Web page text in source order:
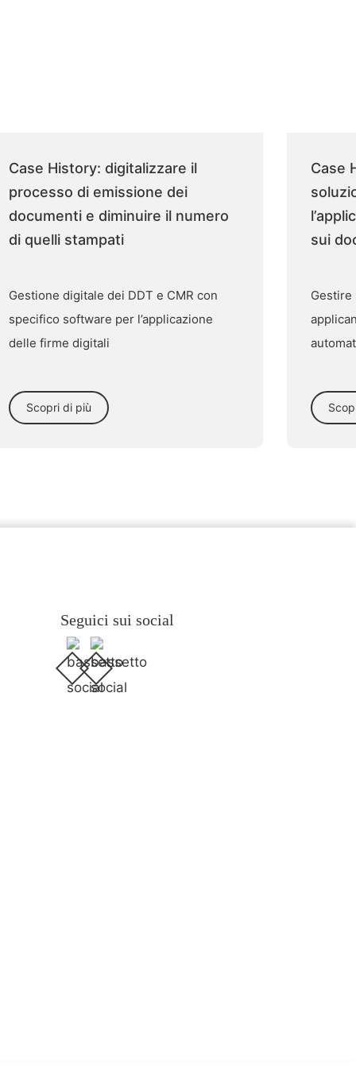
Case History: digitalizzare il
processo di emissione dei
documenti e diminuire il numero
di quelli stampati
Gestione digitale dei DDT e CMR con
specifico software per l’applicazione
delle firme digitali
Scopri di più
Case
sui
Gestire
Seguici sui social